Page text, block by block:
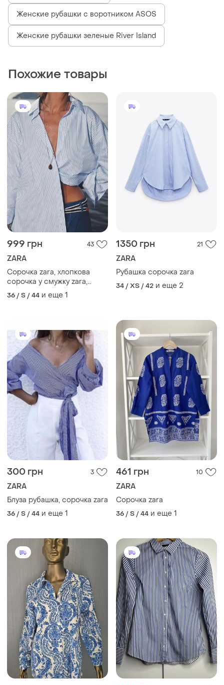
Женские рубашки с воротником ASOS
Женские рубашки зеленые River Island
Похожие товары
999 грн 43
ZARA
Сорочка zara, хлопкова
сорочка у смужку zara,
поплінова сорочка в
смужку zara
36 / S / 44 и еще 1
1350 грн 21
ZARA
Рубашка сорочка zara
34 / XS / 42 и еще 2
300 грн 3
ZARA
Блуза рубашка, сорочка zara
36 / S / 44 и еще 1
461 грн 10
ZARA
Сорочка zara
36 / S / 44 и еще 1